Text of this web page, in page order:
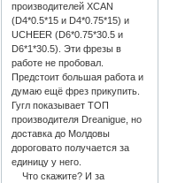
производителей XCAN
(D4*0.5*15 и D4*0.75*15) и
UCHEER (D6*0.75*30.5 и
D6*1*30.5). Эти фрезы в
работе не пробовал.
Предстоит большая работа и
думаю ещё фрез прикупить.
Гугл показывает ТОП
производителя Dreanigue, но
доставка до Молдовы
дороговато получается за
единицу у него.
Что скажите? И за